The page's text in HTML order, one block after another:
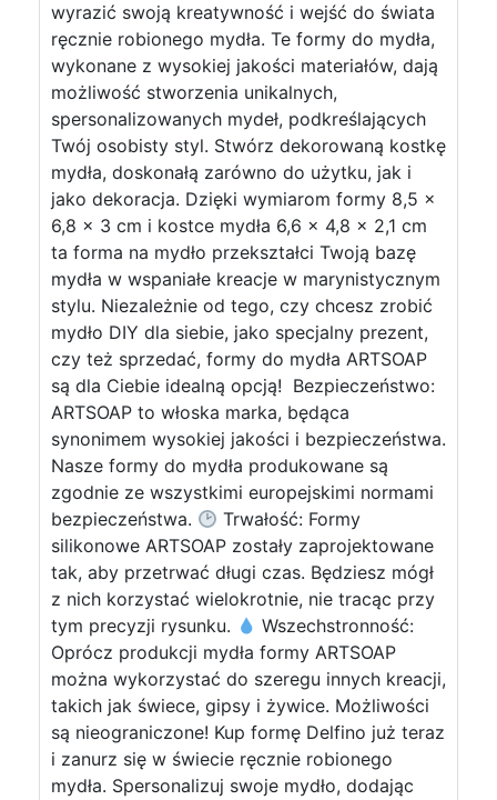
wyrazić swoją kreatywność i wejść do świata
ręcznie robionego mydła. Te formy do mydła,
wykonane z wysokiej jakości materiałów, dają
możliwość stworzenia unikalnych,
spersonalizowanych mydeł, podkreślających
Twój osobisty styl. Stwórz dekorowaną kostkę
mydła, doskonałą zarówno do użytku, jak i
jako dekoracja. Dzięki wymiarom formy 8,5 x
6,8 x 3 cm i kostce mydła 6,6 x 4,8 x 2,1 cm
ta forma na mydło przekształci Twoją bazę
mydła w wspaniałe kreacje w marynistycznym
stylu. Niezależnie od tego, czy chcesz zrobić
mydło DIY dla siebie, jako specjalny prezent,
czy też sprzedać, formy do mydła ARTSOAP
są dla Ciebie idealną opcją! Bezpieczeństwo:
ARTSOAP to włoska marka, będąca
synonimem wysokiej jakości i bezpieczeństwa.
Nasze formy do mydła produkowane są
zgodnie ze wszystkimi europejskimi normami
bezpieczeństwa.
Trwałość: Formy
silikonowe ARTSOAP zostały zaprojektowane
tak, aby przetrwać długi czas. Będziesz mógł
z nich korzystać wielokrotnie, nie tracąc przy
tym precyzji rysunku.
Wszechstronność:
Oprócz produkcji mydła formy ARTSOAP
można wykorzystać do szeregu innych kreacji,
takich jak świece, gipsy i żywice. Możliwości
są nieograniczone! Kup formę Delfino już teraz
i zanurz się w świecie ręcznie robionego
mydła. Spersonalizuj swoje mydło, dodając